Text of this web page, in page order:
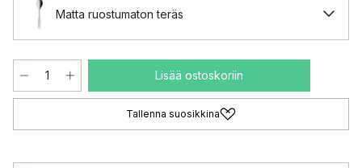
Matta ruostumaton teräs
Lisää ostoskoriin
Tallenna suosikkina